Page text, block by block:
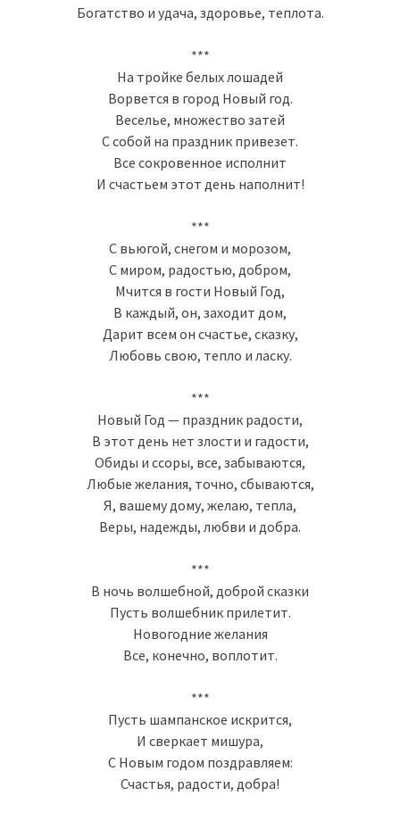
Богатство и удача, здоровье, теплота.
***
На тройке белых лошадей
Ворвется в город Новый год.
Веселье, множество затей
С собой на праздник привезет.
Все сокровенное исполнит
И счастьем этот день наполнит!
***
С вьюгой, снегом и морозом,
С миром, радостью, добром,
Мчится в гости Новый Год,
В каждый, он, заходит дом,
Дарит всем он счастье, сказку,
Любовь свою, тепло и ласку.
***
Новый Год — праздник радости,
В этот день нет злости и гадости,
Обиды и ссоры, все, забываются,
Любые желания, точно, сбываются,
Я, вашему дому, желаю, тепла,
Веры, надежды, любви и добра.
***
В ночь волшебной, доброй сказки
Пусть волшебник прилетит.
Новогодние желания
Все, конечно, воплотит.
***
Пусть шампанское искрится,
И сверкает мишура,
С Новым годом поздравляем:
Счастья, радости, добра!